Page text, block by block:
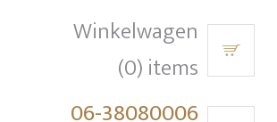
Winkelwagen
(0) items
06-38080006